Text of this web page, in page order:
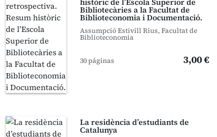
Bibliotecàries a la Facultat de
Biblioteconomia i Documentació.
Assumpció Estivill Rius, Facultat de
Biblioteconomia
30 páginas 3,00 €
La residència d’estudiants de
Catalunya